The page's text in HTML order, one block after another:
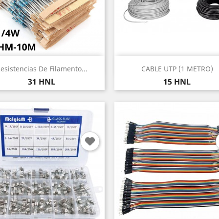
De Filamento...
Precio
31 HNL
Vista rápida CABLE UTP (1 METRO)
Precio
15 HNL
Vista rápida